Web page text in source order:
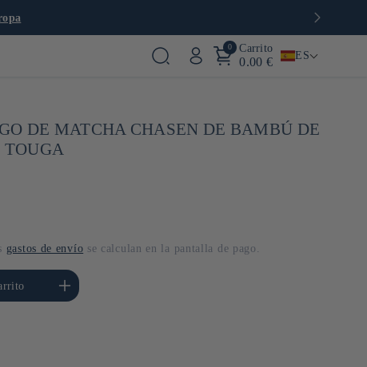
0 Carrito
0.00 € ES
DE MATCHA CHASEN DE BAMBÚ DE
TOUGA
gastos de envío se calculan en la pantalla de pago.
cantidad para Default
Title